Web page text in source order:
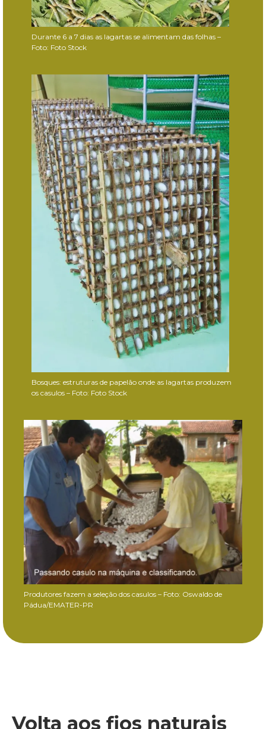
Durante 6 a 7 dias as lagartas se alimentam das folhas –
Foto: Foto Stock
Bosques: estruturas de papelão onde as lagartas produzem
os casulos – Foto: Foto Stock
Produtores fazem a seleção dos casulos – Foto: Oswaldo de
Pádua/EMATER-PR
Volta aos fios naturais